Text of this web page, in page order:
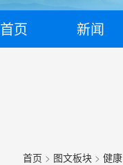
首页 新闻
首页 > 图文板块 >健康